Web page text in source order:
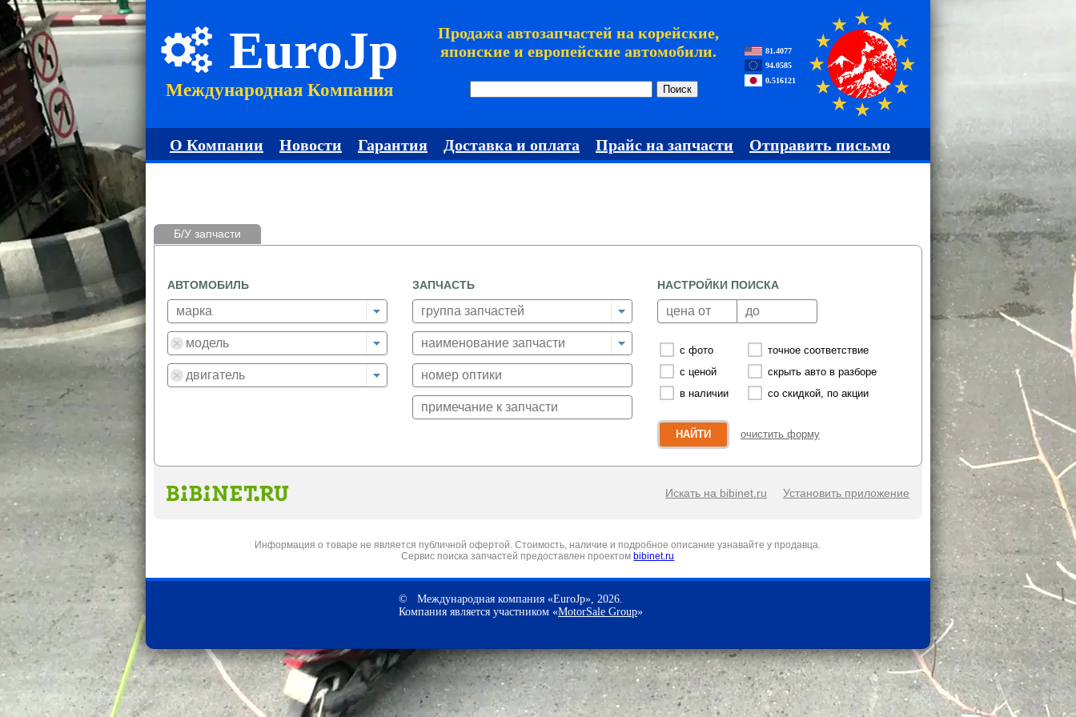
EuroJp
Международная Компания
Продажа автозапчастей на корейские,
японские и европейские автомобили.
81.4077
94.0585
0.516121
О Компании Новости Гарантия Доставка и оплата Прайс на запчасти Отправить письмо
Б/У запчасти
АВТОМОБИЛЬ ЗАПЧАСТЬ НАСТРОЙКИ ПОИСКА
с фото
точное соответствие
с ценой
скрыть авто в разборе
в наличии
со скидкой, по акции
НАЙТИ очистить форму
Искать на bibinet.ru Установить приложение
Информация о товаре не является публичной офертой. Стоимость, наличие и подробное описание узнавайте у продавца.
Сервис поиска запчастей предоставлен проектом bibinet.ru
© Международная компания «EuroJp», 2026.
Компания является участником «MotorSale Group»